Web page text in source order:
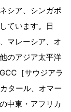
シア、シンガポ
ています。日
マレーシア、オ
のアジア太平洋
［サウジアラ
タール、オマー
中東・アフリカ